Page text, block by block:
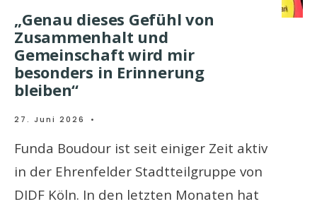
„Genau dieses Gefühl von
Zusammenhalt und
Gemeinschaft wird mir
besonders in Erinnerung
bleiben“
27. Juni 2026 •
Funda Boudour ist seit einiger Zeit aktiv
in der Ehrenfelder Stadtteilgruppe von
DIDF Köln. In den letzten Monaten hat